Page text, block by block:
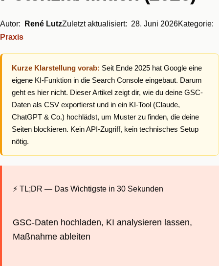
Autor: René LutzZuletzt aktualisiert: 28. Juni 2026Kategorie:
Praxis
Kurze Klarstellung vorab: Seit Ende 2025 hat Google eine
eigene KI-Funktion in die Search Console eingebaut. Darum
geht es hier nicht. Dieser Artikel zeigt dir, wie du deine GSC-
Daten als CSV exportierst und in ein KI-Tool (Claude,
ChatGPT & Co.) hochlädst, um Muster zu finden, die deine
Seiten blockieren. Kein API-Zugriff, kein technisches Setup
nötig.
⚡ TL;DR — Das Wichtigste in 30 Sekunden
GSC-Daten hochladen, KI analysieren lassen,
Maßnahme ableiten